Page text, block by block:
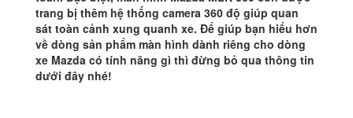
trang bị thêm hệ thống camera 360 độ giúp quan
sát toàn cảnh xung quanh xe. Để giúp bạn hiểu hơn
về dòng sản phẩm màn hình dành riêng cho dòng
xe Mazda có tính năng gì thì đừng bỏ qua thông tin
dưới đây nhé!